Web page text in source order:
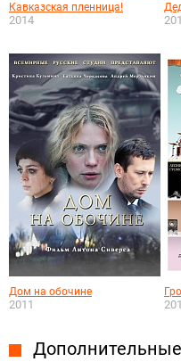
Кавказская пленница!
2014
Дом на обочине
2011